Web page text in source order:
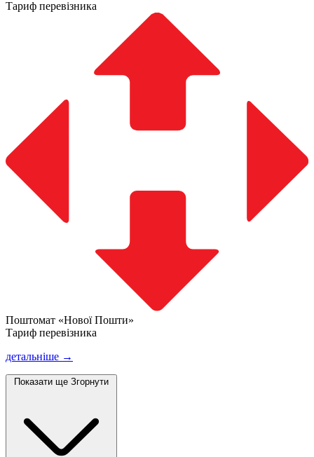
Тариф перевізника
Поштомат «Нової Пошти»
Тариф перевізника
детальніше →
Показати ще Згорнути